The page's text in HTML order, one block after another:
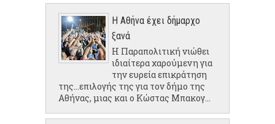
Η Αθήνα έχει δήμαρχο
ξανά
Η Παραπολιτική νιώθει
ιδιαίτερα χαρούμενη για
την ευρεία επικράτηση
της...επιλογής της για τον δήμο της
Αθήνας, μιας και ο Κώστας Μπακογ...